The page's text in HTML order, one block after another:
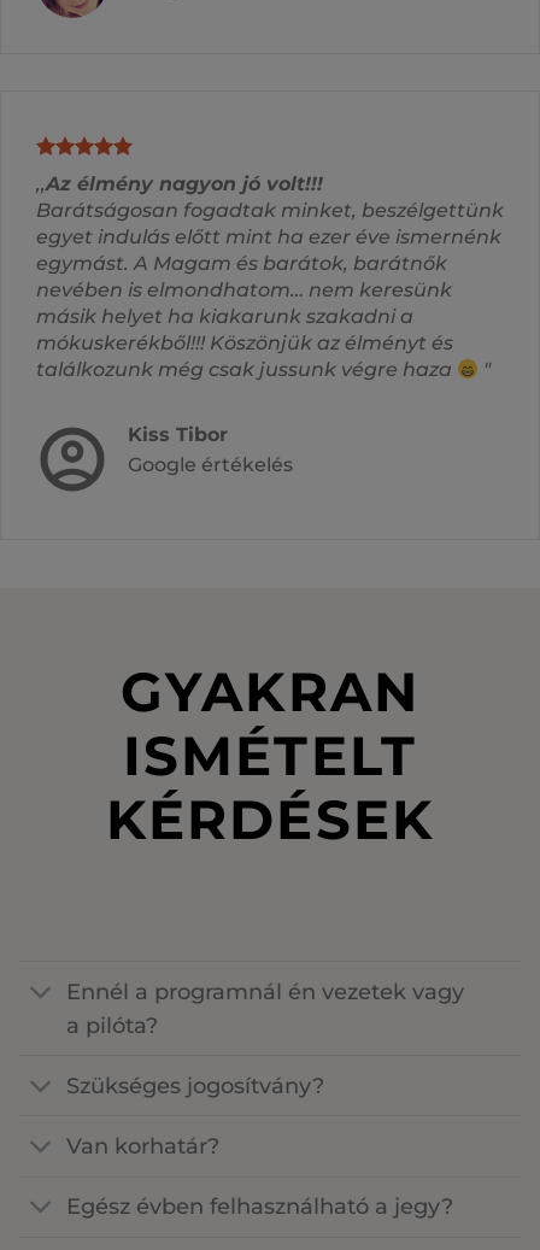
,,Az élmény nagyon jó volt!!!
Barátságosan fogadtak minket, beszélgettünk
egyet indulás előtt mint ha ezer éve ismernénk
egymást. A Magam és barátok, barátnők
nevében is elmondhatom… nem keresünk
másik helyet ha kiakarunk szakadni a
mókuskerékből!!! Köszönjük az élményt és
találkozunk még csak jussunk végre haza
"
Kiss Tibor
Google értékelés
GYAKRAN
ISMÉTELT
KÉRDÉSEK
Ennél a programnál én vezetek vagy
a pilóta?
Szükséges jogosítvány?
Van korhatár?
Egész évben felhasználható a jegy?